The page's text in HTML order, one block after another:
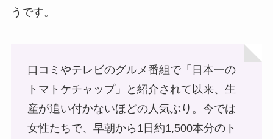
うです。
口コミやテレビのグルメ番組で「日本一の
トマトケチャップ」と紹介されて以来、生
産が追い付かないほどの人気ぶり。今では
女性たちで、早朝から1日約1,500本分のト